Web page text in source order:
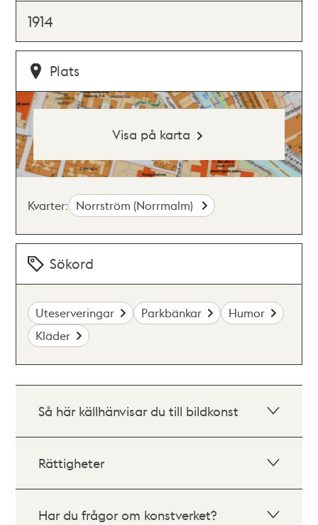
1914
Plats
Visa på karta
Kvarter: Norrström (Norrmalm)
Sökord
Uteserveringar Parkbänkar
Humor
Kläder
Så här källhänvisar du till bildkonst
Rättigheter
Har du frågor om konstverket?